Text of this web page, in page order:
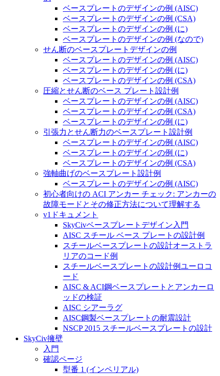
ベースプレートのデザインの例 (AISC)
ベースプレートのデザインの例 (CSA)
ベースプレートのデザインの例 (に)
ベースプレートのデザインの例 (なので)
せん断のベースプレートデザインの例
ベースプレートのデザインの例 (AISC)
ベースプレートのデザインの例 (に)
ベースプレートのデザインの例 (CSA)
圧縮とせん断のベース プレート設計例
ベースプレートのデザインの例 (AISC)
ベースプレートのデザインの例 (CSA)
ベースプレートのデザインの例 (に)
引張力とせん断力のベースプレート設計例
ベースプレートのデザインの例 (AISC)
ベースプレートのデザインの例 (に)
ベースプレートのデザインの例 (CSA)
強軸曲げのベースプレート設計例
ベースプレートのデザインの例 (AISC)
初心者向けの ACI アンカー チェック: アンカーの
故障モードとその修正方法について理解する
v1ドキュメント
SkyCivベースプレートデザイン入門
AISC スチール ベース プレートの設計例
スチールベースプレートの設計オーストラ
リアのコード例
スチールベースプレートの設計例ユーロコ
ード
AISC & ACI鋼ベースプレートとアンカーロ
ッドの検証
AISC シアーラグ
AISC鋼製ベースプレートの耐震設計
NSCP 2015 スチールベースプレートの設計
SkyCiv擁壁
入門
確認ページ
型番 1 (インペリアル)